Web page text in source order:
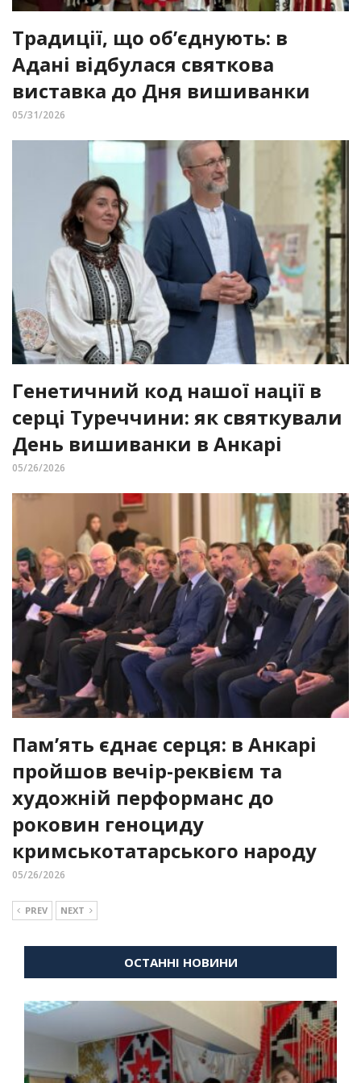
Традиції, що об’єднують: в
Адані відбулася святкова
виставка до Дня вишиванки
05/31/2026
Генетичний код нашої нації в
серці Туреччини: як святкували
День вишиванки в Анкарі
05/26/2026
Пам’ять єднає серця: в Анкарі
пройшов вечір-реквієм та
художній перформанс до
роковин геноциду
кримськотатарського народу
05/26/2026
PREV NEXT
ОСТАННІ НОВИНИ
ВІЙНА ДІАСПОРА КУЛЬТУРНІ ТОВАРИСТВА
НОВИНИ
ВІЙНА ДІАСПОРА КУЛЬТУРНІ ТОВАРИСТВА
ПОДІЇ СПІЛКИ
ДІАСПОРА КУЛЬТУРНІ ТОВАРИСТВА
НОВИНИ
ДІАСПОРИ
ПОДІЇ СПІЛКИ ПОЛІТИКА
УКРАЇНЦІ В
ВІЙНА ДІАСПОРА КУЛЬТУРНІ ТОВАРИСТВА
НОВИНИ